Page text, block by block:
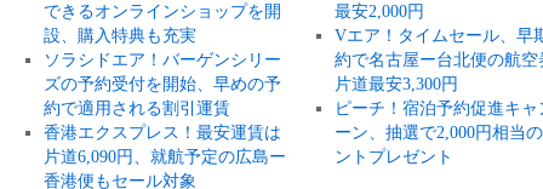
できるオンラインショップを開
設、購入特典も充実
ソラシドエア！バーゲンシリー
ズの予約受付を開始、早めの予
約で適用される割引運賃
香港エクスプレス！最安運賃は
片道6,090円、就航予定の広島ー
香港便もセール対象
最安2,000円
Vエア！タイムセール、早
約で名古屋ー台北便の航空
片道最安3,300円
ピーチ！宿泊予約促進キャ
ーン、抽選で2,000円相当
ントプレゼント